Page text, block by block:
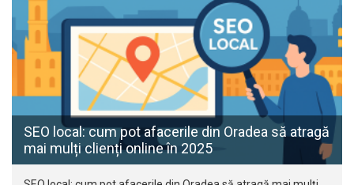
SEO local: cum pot afacerile din Oradea să atragă
mai mulți clienți online în 2025